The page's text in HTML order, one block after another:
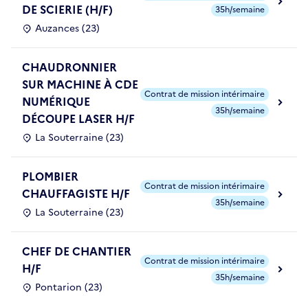
DE SCIERIE (H/F)
Auzances (23)
35h/semaine
CHAUDRONNIER
SUR MACHINE À CDE
NUMÉRIQUE
DÉCOUPE LASER H/F
La Souterraine (23)
Contrat de mission intérimaire
35h/semaine
PLOMBIER
CHAUFFAGISTE H/F
La Souterraine (23)
Contrat de mission intérimaire
35h/semaine
CHEF DE CHANTIER
H/F
Pontarion (23)
Contrat de mission intérimaire
35h/semaine